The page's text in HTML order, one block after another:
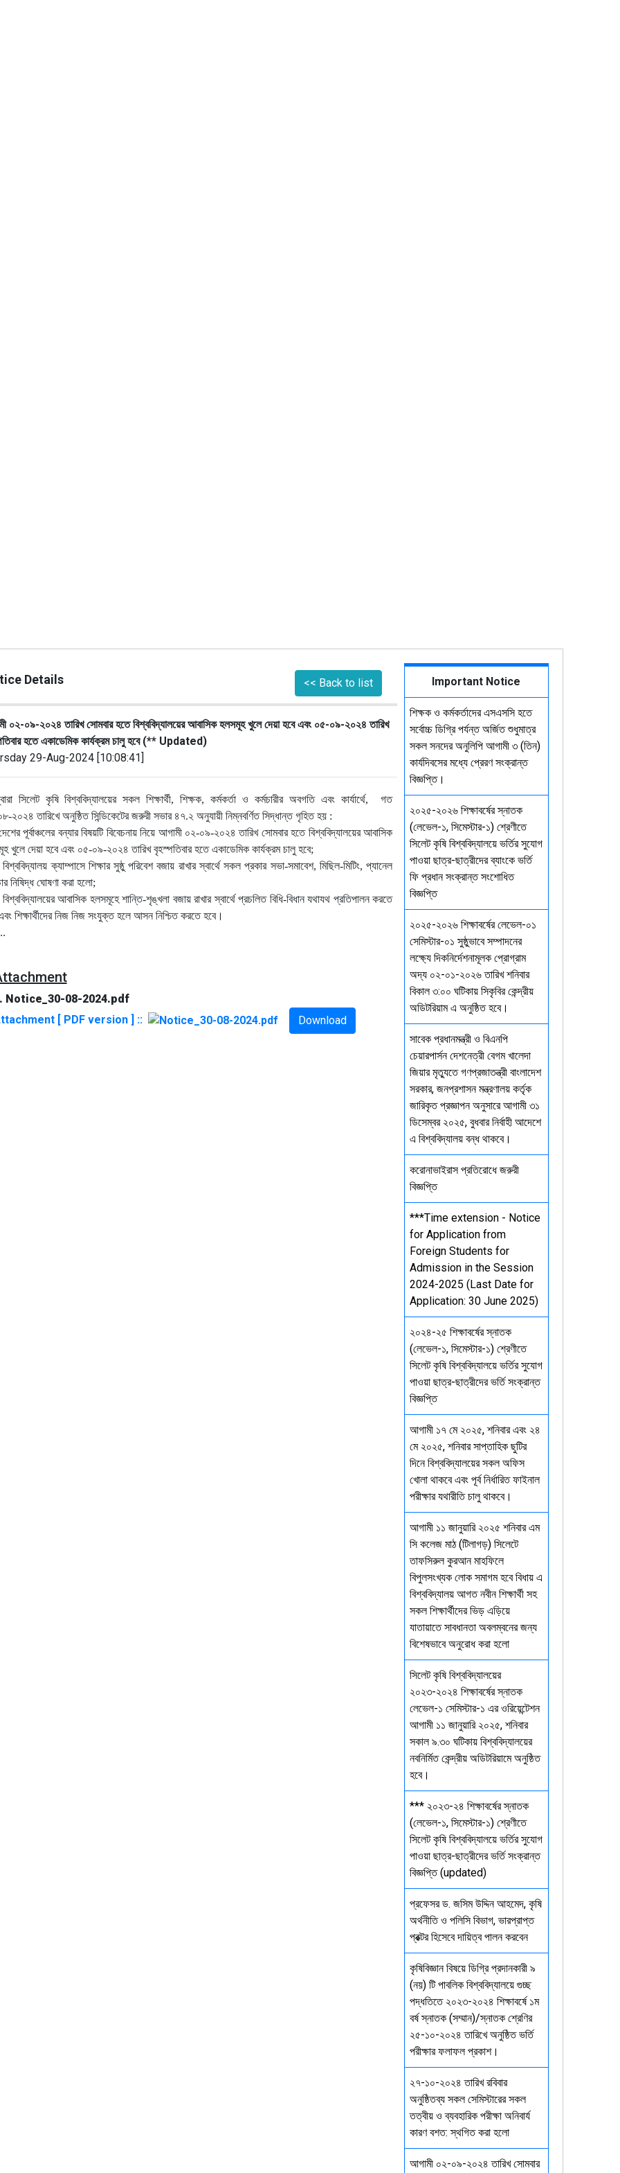
Details << Back to list
০২-০৯-২০২৪ তারিখ সোমবার হতে বিশ্ববিদ্যালয়ের আবাসিক হলসমূহ খুলে দেয়া হবে এবং ০৫-০৯-২০২৪ তারিখ
হতে একাডেমিক কার্যক্রম চালু হবে (** Updated)
29-Aug-2024 [10:08:41]
সিলেট কৃষি বিশ্ববিদ্যালয়ের সকল শিক্ষার্থী, শিক্ষক, কর্মকর্তা ও কর্মচারীর অবগতি এবং কার্যার্থে, গত
২০২৪ তারিখে অনুষ্ঠিত সিন্ডিকেটের জরুরী সভার ৪৭.২ অনুযায়ী নিম্নবর্ণিত সিদ্ধান্ত গৃহিত হয় :
পূর্বাঞ্চলের বন্যার বিষয়টি বিবেচনায় নিয়ে আগামী ০২-০৯-২০২৪ তারিখ সোমবার হতে বিশ্ববিদ্যালয়ের আবাসিক
খুলে দেয়া হবে এবং ০৫-০৯-২০২৪ তারিখ বৃহস্পতিবার হতে একাডেমিক কার্যক্রম চালু হবে;
ক্যাম্পাসে শিক্ষার সুষ্ঠু পরিবেশ বজায় রাখার স্বার্থে সকল প্রকার সভা-সমাবেশ, মিছিল-মিটিং, প্যানেল
নিষিদ্ধ ঘোষণা করা হলো;
বিশ্ববিদ্যালয়ের আবাসিক হলসমূহে শান্তি-শৃঙ্খলা বজায় রাখার স্বার্থে প্রচলিত বিধি-বিধান যথাযথ প্রতিপালন করতে
শিক্ষার্থীদের নিজ নিজ সংযুক্ত হলে আসন নিশ্চিত করতে হবে।
Notice_30-08-2024.pdf
[ PDF version ] ::
Download
Important Notice
শিক্ষক ও কর্মকর্তাদের এসএসসি হতে
সর্বোচ্চ ডিগ্রি পর্যন্ত অর্জিত শুধুমাত্র
সকল সনদের অনুলিপি আগামী ৩ (তিন)
কার্যদিবসের মধ্যে প্রেরণ সংক্রান্ত
বিজ্ঞপ্তি।
২০২৫-২০২৬ শিক্ষাবর্ষের স্নাতক
(লেভেল-১, সিমেস্টার-১) শ্রেণীতে
সিলেট কৃষি বিশ্ববিদ্যালয়ে ভর্তির সুযোগ
পাওয়া ছাত্র-ছাত্রীদের ব্যাংকে ভর্তি
ফি প্রধান সংক্রান্ত সংশোধিত
বিজ্ঞপ্তি
২০২৫-২০২৬ শিক্ষাবর্ষের লেভেল-০১
সেমিস্টার-০১ সুষ্ঠুভাবে সম্পাদনের
লক্ষ্যে দিকনির্দেশনামূলক প্রোগ্রাম
অদ্য ০২-০১-২০২৬ তারিখ শনিবার
বিকাল ৩:০০ ঘটিকায় সিকৃবির কেন্দ্রীয়
অডিটরিয়াম এ অনুষ্ঠিত হবে।
সাবেক প্রধানমন্ত্রী ও বিএনপি
চেয়ারপার্সন দেশনেত্রী বেগম খালেদা
জিয়ার মৃত্যুতে গণপ্রজাতন্ত্রী বাংলাদেশ
সরকার, জনপ্রশাসন মন্ত্রণালয় কর্তৃক
জারিকৃত প্রজ্ঞাপন অনুসারে আগামী ৩১
ডিসেম্বর ২০২৫, বুধবার নির্বাহী আদেশে
এ বিশ্ববিদ্যালয় বন্ধ থাকবে।
করোনাভাইরাস প্রতিরোধে জরুরী
বিজ্ঞপ্তি
***Time extension - Notice
for Application from
Foreign Students for
Admission in the Session
2024-2025 (Last Date for
Application: 30 June 2025)
২০২৪-২৫ শিক্ষাবর্ষের স্নাতক
(লেভেল-১, সিমেস্টার-১) শ্রেণীতে
সিলেট কৃষি বিশ্ববিদ্যালয়ে ভর্তির সুযোগ
পাওয়া ছাত্র-ছাত্রীদের ভর্তি সংক্রান্ত
বিজ্ঞপ্তি
আগামী ১৭ মে ২০২৫, শনিবার এবং ২৪
মে ২০২৫, শনিবার সাপ্তাহিক ছুটির
দিনে বিশ্ববিদ্যালয়ের সকল অফিস
খোলা থাকবে এবং পূর্ব নির্ধারিত ফাইনাল
পরীক্ষার যথারীতি চালু থাকবে।
আগামী ১১ জানুয়ারি ২০২৫ শনিবার এম
সি কলেজ মাঠ (টিলাগড়) সিলেটে
তাফসিরুল কুরআন মাহফিলে
বিপুলসংখ্যক লোক সমাগম হবে বিধায় এ
বিশ্ববিদ্যালয় আগত নবীন শিক্ষার্থী সহ
সকল শিক্ষার্থীদের ভিড় এড়িয়ে
যাতায়াতে সাবধানতা অবলম্বনের জন্য
বিশেষভাবে অনুরোধ করা হলো
সিলেট কৃষি বিশ্ববিদ্যালয়ের
২০২৩-২০২৪ শিক্ষাবর্ষের স্নাতক
লেভেল-১ সেমিস্টার-১ এর ওরিয়েন্টেশন
আগামী ১১ জানুয়ারি ২০২৫, শনিবার
সকাল ৯.৩০ ঘটিকায় বিশ্ববিদ্যালয়ের
নবনির্মিত কেন্দ্রীয় অডিটরিয়ামে অনুষ্ঠিত
হবে।
*** ২০২৩-২৪ শিক্ষাবর্ষের স্নাতক
(লেভেল-১, সিমেস্টার-১) শ্রেণীতে
সিলেট কৃষি বিশ্ববিদ্যালয়ে ভর্তির সুযোগ
পাওয়া ছাত্র-ছাত্রীদের ভর্তি সংক্রান্ত
বিজ্ঞপ্তি (updated)
প্রফেসর ড. জসিম উদ্দিন আহমেদ, কৃষি
অর্থনীতি ও পলিসি বিভাগ, ভারপ্রাপ্ত
প্রক্টর হিসেবে দায়িত্ব পালন করবেন
কৃষিবিজ্ঞান বিষয়ে ডিগ্রি প্রদানকারী ৯
(নয়) টি পাবলিক বিশ্ববিদ্যালয়ে গুচ্ছ
পদ্ধতিতে ২০২৩-২০২৪ শিক্ষাবর্ষে ১ম
বর্ষ স্নাতক (সম্মান)/স্নাতক শ্রেণির
২৫-১০-২০২৪ তারিখে অনুষ্ঠিত ভর্তি
পরীক্ষার ফলাফল প্রকাশ।
২৭-১০-২০২৪ তারিখ রবিবার
অনুষ্ঠিতব্য সকল সেমিস্টারের সকল
তত্বীয় ও ব্যবহারিক পরীক্ষা অনিবার্য
কারণ বশত: স্থগিত করা হলো
আগামী ০২-০৯-২০২৪ তারিখ সোমবার